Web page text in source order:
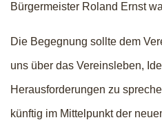
Bürgermeister Roland Ernst
Die Begegnung sollte dem
uns über das Vereinsleben,
Herausforderungen zu
künftig im Mittelpunkt der